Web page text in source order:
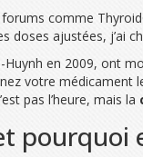
comme
doses ajustées, j’ai
en 2009, ont
votre
pas l’heure, mais la